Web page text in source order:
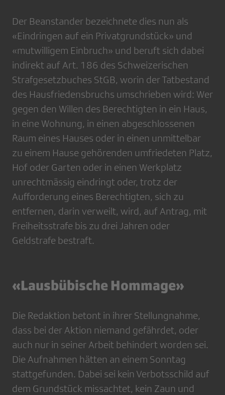
Der Beanstander bezeichnete dies nun als
«Eindringen auf ein Privatgrundstück» und
«mutwilligem Einbruch» und beruft sich dabei
indirekt auf Art. 186 des Schweizerischen
Strafgesetzbuches StGB, worin der Tatbestand
des Hausfriedensbruchs umschrieben wird: Wer
gegen den Willen des Berechtigten in ein Haus,
in eine Wohnung, in einen abgeschlossenen
Raum eines Hauses oder in einen unmittelbar
zu einem Hause gehörenden umfriedeten Platz,
Hof oder Garten oder in einen Werkplatz
unrechtmässig eindringt oder, trotz der
Aufforderung eines Berechtigten, sich zu
entfernen, darin verweilt, wird, auf Antrag, mit
Freiheitsstrafe bis zu drei Jahren oder
Geldstrafe bestraft.
«Lausbübische Hommage»
Die Redaktion betont in ihrer Stellungnahme,
dass bei der Aktion niemand gefährdet, oder
auch nur in seiner Arbeit behindert worden sei.
Die Aufnahmen hätten an einem Sonntag
stattgefunden. Dabei sei kein Verbotsschild auf
dem Grundstück missachtet, kein Zaun und